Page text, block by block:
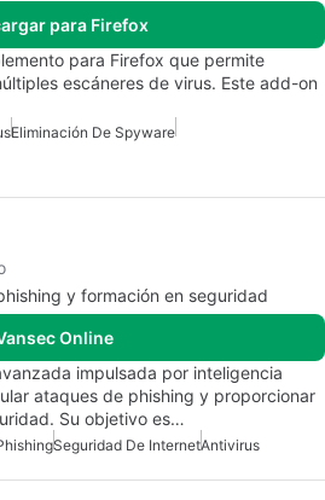
para Firefox
para Firefox que permite
escáneres de virus. Este add-on
Eliminación De Spyware
y formación en seguridad
Online
impulsada por inteligencia
ataques de phishing y proporcionar
Su objetivo es…
Seguridad De InternetAntivirus